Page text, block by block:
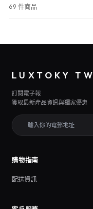
69 件商品
LUXTOKY TW
訂閱電子報
獲取最新產品資訊與獨家優惠
購物指南
配送資訊